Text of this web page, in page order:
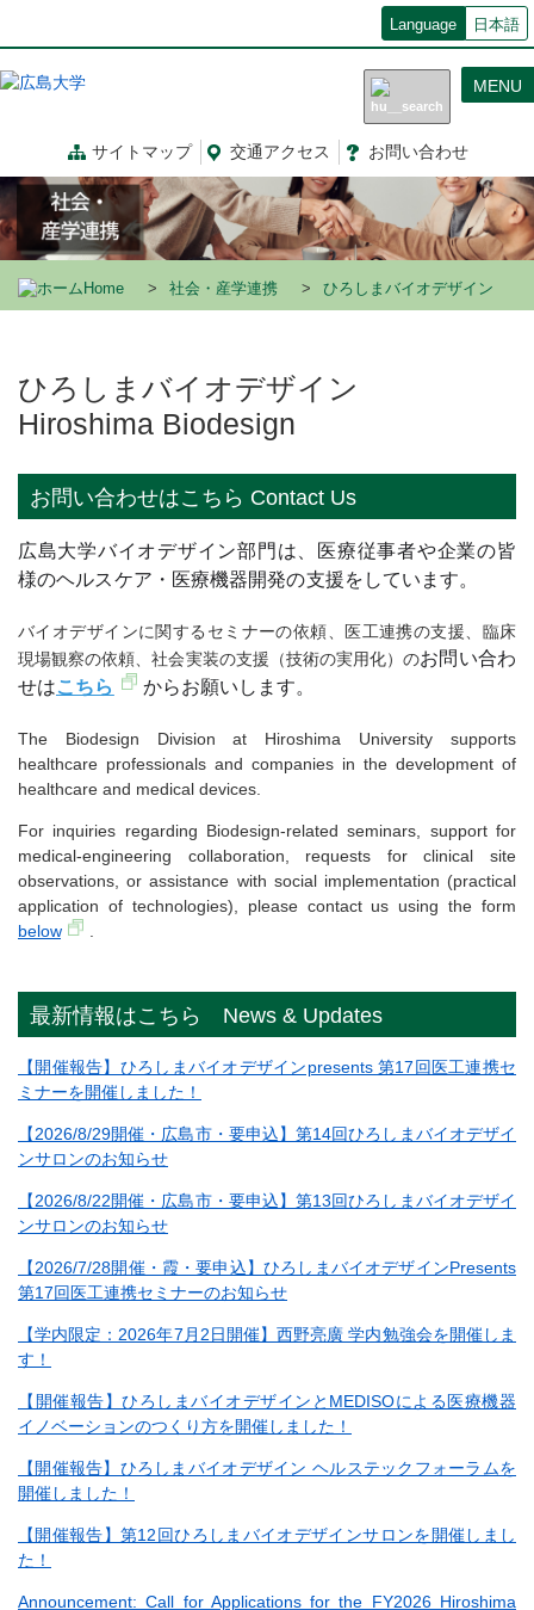
コ
ツ
に
移
動
Language 日本語
サイトマップ 交通アクセス お問い合わせ
MENU
Home 社会・産学連携 ひろしまバイオデザイン
ひろしまバイオデザイン
Hiroshima Biodesign
お問い合わせはこちら Contact Us
広島大学バイオデザイン部門は、医療従事者や企業の皆
様のヘルスケア・医療機器開発の支援をしています。
バイオデザインに関するセミナーの依頼、医工連携の支援、臨床
現場観察の依頼、社会実装の支援（技術の実用化）のお問い合わ
せはこちら からお願いします。
The Biodesign Division at Hiroshima University supports
healthcare professionals and companies in the development of
healthcare and medical devices.
For inquiries regarding Biodesign-related seminars, support for
medical-engineering collaboration, requests for clinical site
observations, or assistance with social implementation (practical
application of technologies), please contact us using the form
below
最新情報はこちら News & Updates
【開催報告】ひろしまバイオデザインpresents 第17回医工連携セ
ミナーを開催しました！
【2026/8/29開催・広島市・要申込】第14回ひろしまバイオデザイ
ンサロンのお知らせ
【2026/8/22開催・広島市・要申込】第13回ひろしまバイオデザイ
ンサロンのお知らせ
【2026/7/28開催・霞・要申込】ひろしまバイオデザインPresents
第17回医工連携セミナーのお知らせ
【学内限定：2026年7月2日開催】西野亮廣 学内勉強会を開催しま
す！
【開催報告】ひろしまバイオデザインとMEDISOによる医療機器
イノベーションのつくり方を開催しました！
【開催報告】ひろしまバイオデザイン ヘルステックフォーラムを
開催しました！
【開催報告】第12回ひろしまバイオデザインサロンを開催しまし
た！
Announcement: Call for Applications for the FY2026 Hiroshima